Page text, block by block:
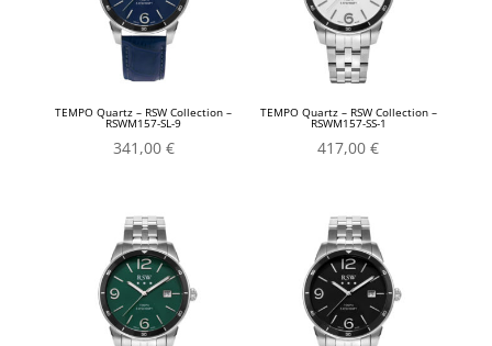
TEMPO Quartz – RSW Collection –
RSWM157-SL-9
341,00 €
TEMPO Quartz – RSW Collection –
RSWM157-SS-1
417,00€